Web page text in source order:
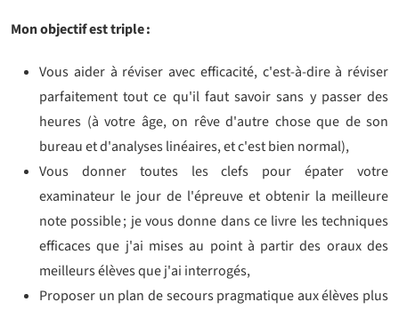
Mon objectif est triple :
Vous aider à réviser avec efficacité, c'est-à-dire à réviser
parfaitement tout ce qu'il faut savoir sans y passer des
heures (à votre âge, on rêve d'autre chose que de son
bureau et d'analyses linéaires, et c'est bien normal),
Vous donner toutes les clefs pour épater votre
examinateur le jour de l'épreuve et obtenir la meilleure
note possible ; je vous donne dans ce livre les techniques
efficaces que j'ai mises au point à partir des oraux des
meilleurs élèves que j'ai interrogés,
Proposer un plan de secours pragmatique aux élèves plus